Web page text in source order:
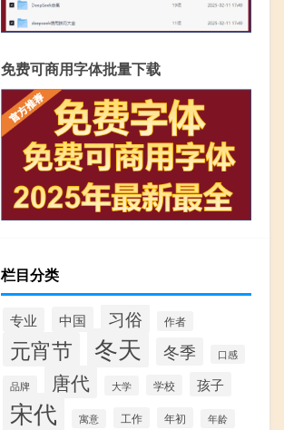
免费可商用字体批量下载
栏目分类
专业 中国 习俗 作者
元宵节 冬天 冬季 口感
品牌 唐代 大学 学校 孩子
宋代 寓意 工作 年初 年龄